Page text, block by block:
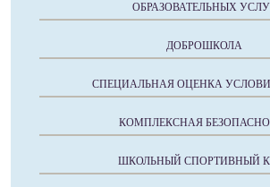
ОБРАЗОВАТЕЛЬНЫХ
ДОБРОШКОЛА
СПЕЦИАЛЬНАЯ ОЦЕНКА
КОМПЛЕКСНАЯ
ШКОЛЬНЫЙ СПОРТИВНЫЙ